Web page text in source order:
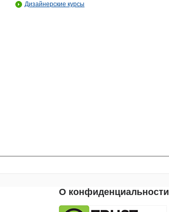
Дизайнерские курсы
О конфиденциальности